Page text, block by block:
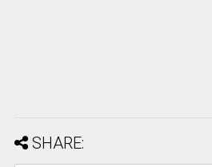
SHARE: